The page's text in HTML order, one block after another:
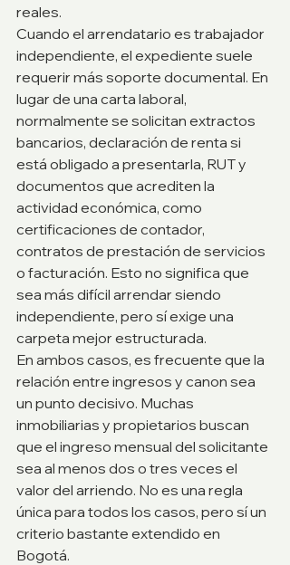
reales.
Cuando el arrendatario es trabajador
independiente, el expediente suele
requerir más soporte documental. En
lugar de una carta laboral,
normalmente se solicitan extractos
bancarios, declaración de renta si
está obligado a presentarla, RUT y
documentos que acrediten la
actividad económica, como
certificaciones de contador,
contratos de prestación de servicios
o facturación. Esto no significa que
sea más difícil arrendar siendo
independiente, pero sí exige una
carpeta mejor estructurada.
En ambos casos, es frecuente que la
relación entre ingresos y canon sea
un punto decisivo. Muchas
inmobiliarias y propietarios buscan
que el ingreso mensual del solicitante
sea al menos dos o tres veces el
valor del arriendo. No es una regla
única para todos los casos, pero sí un
criterio bastante extendido en
Bogotá.